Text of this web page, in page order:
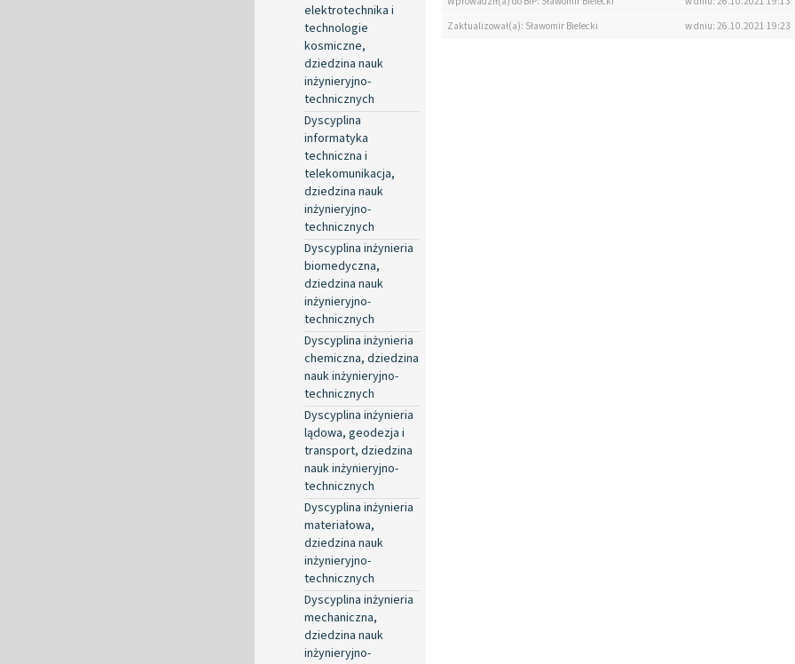
elektrotechnika i
technologie
kosmiczne,
dziedzina nauk
inżynieryjno-
technicznych
Dyscyplina
informatyka
techniczna i
telekomunikacja,
dziedzina nauk
inżynieryjno-
technicznych
Dyscyplina inżynieria
biomedyczna,
dziedzina nauk
inżynieryjno-
technicznych
Dyscyplina inżynieria
chemiczna, dziedzina
nauk inżynieryjno-
technicznych
Dyscyplina inżynieria
lądowa, geodezja i
transport, dziedzina
nauk inżynieryjno-
technicznych
Dyscyplina inżynieria
materiałowa,
dziedzina nauk
inżynieryjno-
technicznych
Dyscyplina inżynieria
mechaniczna,
dziedzina nauk
inżynieryjno-
Zaktualizował(a): Sławomir Bielecki
w dniu: 26.10.2021 19:23